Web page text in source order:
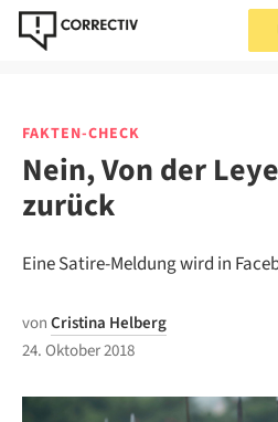
FAKTEN-CHECK
Nein, Von der
zurück
Eine Satire-Meldung wird in
vonCristina Helberg
24. Oktober 2018